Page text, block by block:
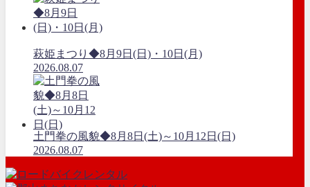
萩姫まつり◆8月9日(日)・10日(月)
2026.08.07
土門拳の風貌◆8月8日(土)～10月12日(日)
2026.08.07